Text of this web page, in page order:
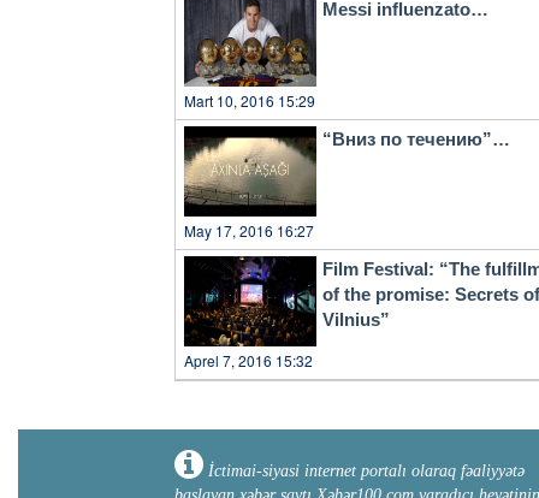
Messi influenzato…
Mart 10, 2016 15:29
“Вниз по течению”…
May 17, 2016 16:27
Film Festival: “The
of the promise: Secrets of
Vilnius”
Aprel 7, 2016 15:32
İctimai-siyasi internet portalı olaraq fəaliyyətə